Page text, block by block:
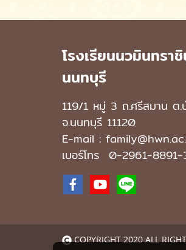
โรงเรียนนวมินทรา
นนทบุรี
119/1 หมู่ 3 ถ.ศรีสมาน ต.
จ.นนทบุรี 11120
E-mail :
เบอร์โทร 0-2961-8891-
COPYRIGHT 2020 ALL